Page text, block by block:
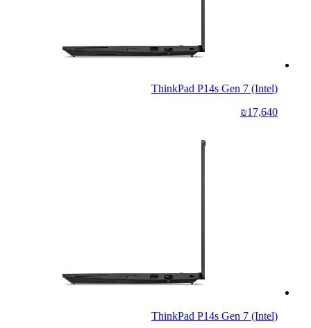
ThinkPad P14s Gen 7 (Intel)
₪17,640
ThinkPad P14s Gen 7 (Intel)